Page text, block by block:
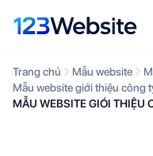
Trang chủ Mẫu website
Mẫu website giới thiệu công
MẪU WEBSITE GIÓI THIỆU